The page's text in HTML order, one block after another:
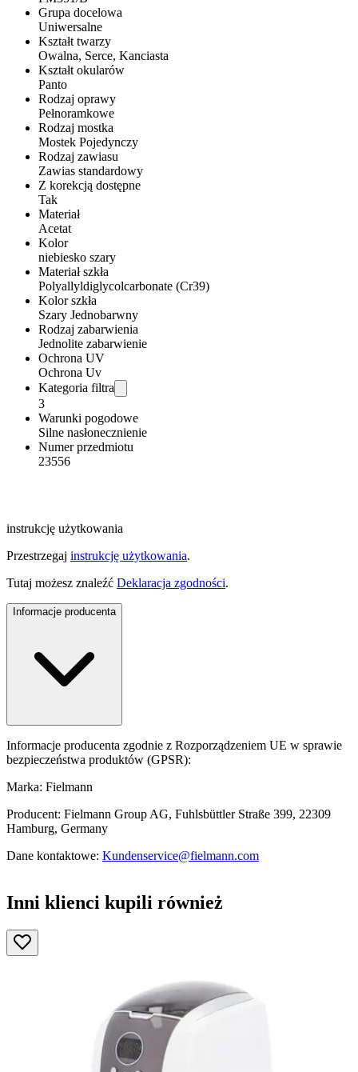
Grupa docelowa
Uniwersalne
Kształt twarzy
Owalna, Serce, Kanciasta
Kształt okularów
Panto
Rodzaj oprawy
Pełnoramkowe
Rodzaj mostka
Mostek Pojedynczy
Rodzaj zawiasu
Zawias standardowy
Z korekcją dostępne
Tak
Materiał
Acetat
Kolor
niebiesko szary
Materiał szkła
Polyallyldiglycolcarbonate (Cr39)
Kolor szkła
Szary Jednobarwny
Rodzaj zabarwienia
Jednolite zabarwienie
Ochrona UV
Ochrona Uv
Kategoria filtra
3
Warunki pogodowe
Silne nasłonecznienie
Numer przedmiotu
23556
instrukcję użytkowania
Przestrzegaj instrukcję użytkowania.
Tutaj możesz znaleźć Deklaracja zgodności.
Informacje producenta
Informacje producenta zgodnie z Rozporządzeniem UE w sprawie
bezpieczeństwa produktów (GPSR):
Marka: Fielmann
Producent: Fielmann Group AG, Fuhlsbüttler Straße 399, 22309
Hamburg, Germany
Dane kontaktowe: Kundenservice@fielmann.com
Inni klienci kupili również